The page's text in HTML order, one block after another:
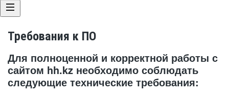
Требования к ПО
Для полноценной и корректной работы с
сайтом hh.kz необходимо соблюдать
следующие технические требования: